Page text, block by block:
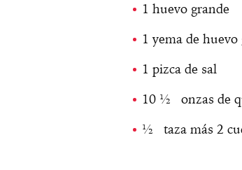
1 huevo grande
1 yema de huevo
1 pizca de sal
10 ½ onzas de
½ taza más 2